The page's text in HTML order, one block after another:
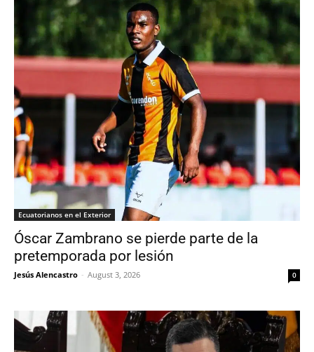
Ecuatorianos en el Exterior
Óscar Zambrano se pierde parte de la
pretemporada por lesión
Jesús Alencastro - August 3, 2026 0